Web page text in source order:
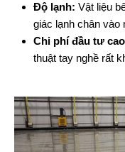
Độ lạnh: Vật liệu
giác lạnh chân vào
Chi phí đầu tư
thuật tay nghề rất